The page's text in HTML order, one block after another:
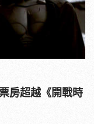
房超越《開戰時